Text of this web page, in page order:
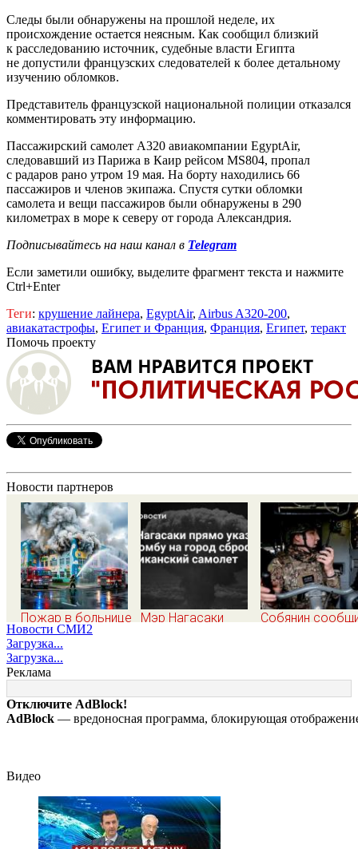
Следы были обнаружены на прошлой неделе, их
происхождение остается неясным. Как сообщил близкий
к расследованию источник, судебные власти Египта
не допустили французских следователей к более детальному
изучению обломков.
Представитель французской национальной полиции отказался
комментировать эту информацию.
Пассажирский самолет А320 авиакомпании EgyptAir,
следовавший из Парижа в Каир рейсом MS804, пропал
с радаров рано утром 19 мая. На борту находились 66
пассажиров и членов экипажа. Спустя сутки обломки
самолета и вещи пассажиров были обнаружены в 290
километрах в море к северу от города Александрия.
Подписывайтесь на наш канал в Telegram
Если заметили ошибку, выделите фрагмент текста и нажмите
Ctrl+Enter
Теги: крушение лайнера, EgyptAir, Airbus A320-200,
авиакатастрофы, Египет и Франция, Франция, Египет, теракт
Помочь проекту
Новости партнеров
Пожар в больнице
в Подольске
ликвидирован,
проведена
эвакуация
Мэр Нагасаки
американский
самолет
Собянин
Новости СМИ2
Загрузка...
Загрузка...
Реклама
Отключите AdBlock!
AdBlock — вредоносная программа, блокирующая
Видео